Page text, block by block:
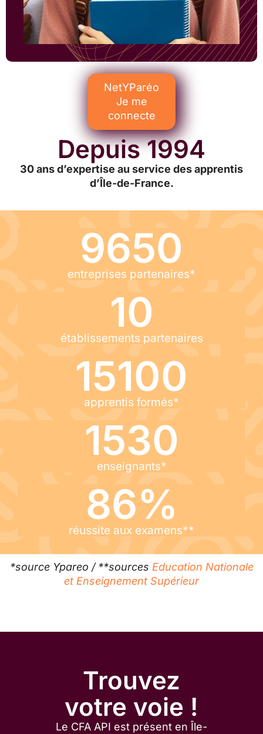
NetYParéo
Je me
connecte
Depuis 1994
30 ans d’expertise au service des apprentis
d’Île-de-France.
entreprises partenaires*
9650
établissements partenaires
10
apprentis formés*
15100
enseignants*
1530
réussite aux examens**
86%
*source Ypareo / **sources Education Nationale
et Enseignement Supérieur
Trouvez
votre voie !
Le CFA API est présent en Île-